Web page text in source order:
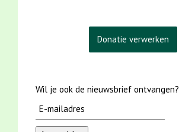
Wil je ook de nieuwsbrief ontvangen?